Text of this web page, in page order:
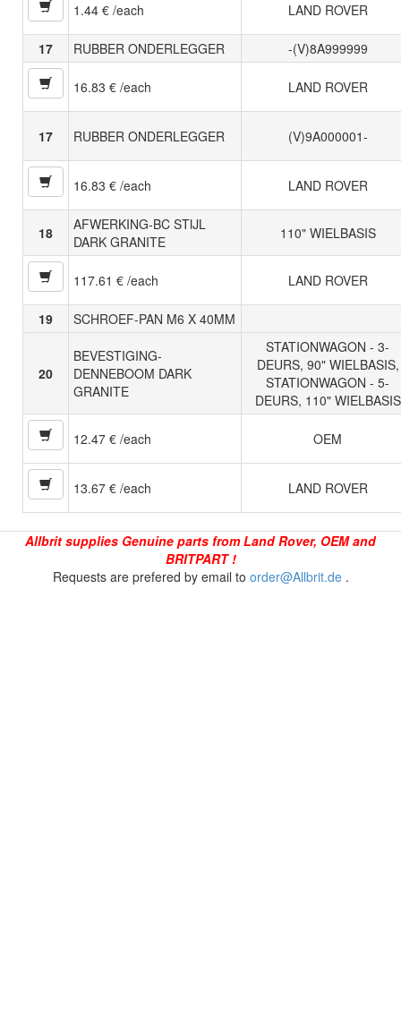
1.44 € /each LAND ROVER
17 RUBBER ONDERLEGGER -(V)8A999999
16.83 € /each LAND ROVER
17 RUBBER ONDERLEGGER (V)9A000001-
16.83 € /each LAND ROVER
18
AFWERKING-BC STIJL
DARK GRANITE
110" WIELBASIS
117.61 € /each LAND ROVER
19 SCHROEF-PAN M6 X 40MM
20
BEVESTIGING-
DENNEBOOM DARK
GRANITE
STATIONWAGON - 3-
DEURS, 90" WIELBASIS,
STATIONWAGON - 5-
DEURS, 110" WIELBASIS
12.47 € /each OEM
13.67 € /each LAND ROVER
Allbrit supplies Genuine parts from Land Rover, OEM and
BRITPART !
Requests are prefered by email to order@Allbrit.de.